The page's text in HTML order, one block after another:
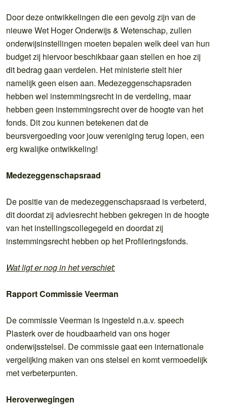
Door deze ontwikkelingen die een gevolg zijn van de
nieuwe Wet Hoger Onderwijs & Wetenschap, zullen
onderwijsinstellingen moeten bepalen welk deel van hun
budget zij hiervoor beschikbaar gaan stellen en hoe zij
dit bedrag gaan verdelen. Het ministerie stelt hier
namelijk geen eisen aan. Medezeggenschapsraden
hebben wel instemmingsrecht in de verdeling, maar
hebben geen instemmingsrecht over de hoogte van het
fonds. Dit zou kunnen betekenen dat de
beursvergoeding voor jouw vereniging terug lopen, een
erg kwalijke ontwikkeling!
Medezeggenschapsraad
De positie van de medezeggenschapsraad is verbeterd,
dit doordat zij adviesrecht hebben gekregen in de hoogte
van het instellingscollegegeld en doordat zij
instemmingsrecht hebben op het Profileringsfonds.
Wat ligt er nog in het verschiet:
Rapport Commissie Veerman
De commissie Veerman is ingesteld n.a.v. speech
Plasterk over de houdbaarheid van ons hoger
onderwijsstelsel. De commissie gaat een internationale
vergelijking maken van ons stelsel en komt vermoedelijk
met verbeterpunten.
Heroverwegingen